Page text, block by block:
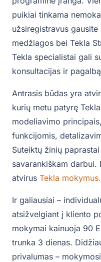
puikiai tinkama
užsiregistravus
medžiagos bei Tekla
Tekla specialistai gali
konsultacijas ir
Antrasis būdas yra
kurių metu patyrę
modeliavimo
funkcijomis,
Suteiktų žinių
savarankiškam
atvirus Tekla mokymus.
Ir galiausiai –
atsižvelgiant į kliento
mokymai kainuoja 90
trunka 3 dienas.
privalumas –